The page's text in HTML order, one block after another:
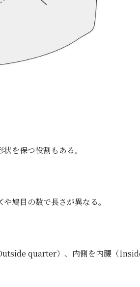
を保つ役割もある。
鳩目の数で長さが異なる。
quarter）、内側を内腰（